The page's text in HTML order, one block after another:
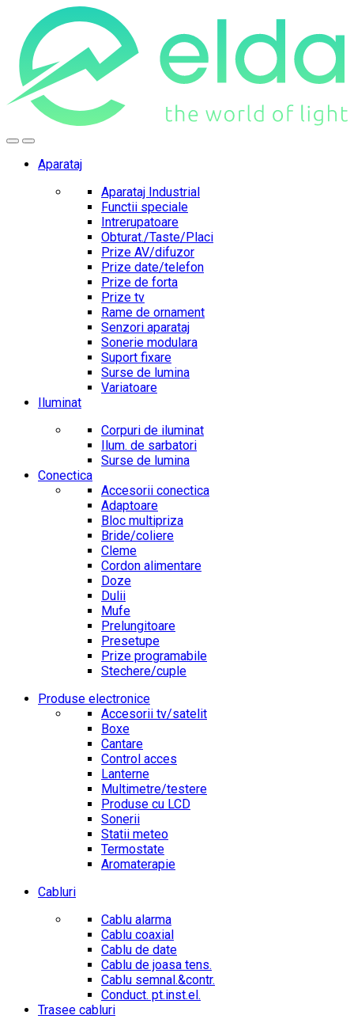
navigation
content
Aparataj
Aparataj Industrial
Functii speciale
Intrerupatoare
Obturat./Taste/Placi
Prize AV/difuzor
Prize date/telefon
Prize de forta
Prize tv
Rame de ornament
Senzori aparataj
Sonerie modulara
Suport fixare
Surse de lumina
Variatoare
Iluminat
Corpuri de iluminat
Ilum. de sarbatori
Surse de lumina
Conectica
Accesorii conectica
Adaptoare
Bloc multipriza
Bride/coliere
Cleme
Cordon alimentare
Doze
Dulii
Mufe
Prelungitoare
Presetupe
Prize programabile
Stechere/cuple
Produse electronice
Accesorii tv/satelit
Boxe
Cantare
Control acces
Lanterne
Multimetre/testere
Produse cu LCD
Sonerii
Statii meteo
Termostate
Aromaterapie
Cabluri
Cablu alarma
Cablu coaxial
Cablu de date
Cablu de joasa tens.
Cablu semnal.&contr.
Conduct. pt.inst.el.
Trasee cabluri